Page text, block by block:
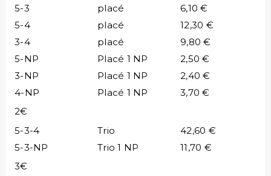
5-3 placé
6,10 €
5-4
placé
12,30 €
3-4
placé
9,80 €
5-NP
Placé 1 NP
2,50 €
3-NP
Placé 1 NP
2,40 €
4-NP
Placé 1 NP
3,70 €
2€
5-3-4
Trio
42,60 €
5-3-NP
Trio 1 NP
11,70 €
3€